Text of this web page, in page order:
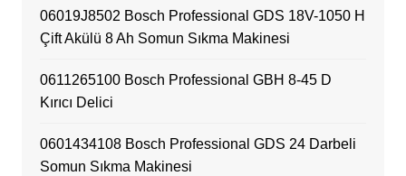
06019J8502 Bosch Professional GDS 18V-1050 H
Çift Akülü 8 Ah Somun Sıkma Makinesi
0611265100 Bosch Professional GBH 8-45 D
Kırıcı Delici
0601434108 Bosch Professional GDS 24 Darbeli
Somun Sıkma Makinesi